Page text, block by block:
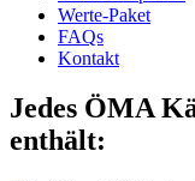
Werte-Paket
FAQs
Kontakt
Jedes ÖMA
enthält: